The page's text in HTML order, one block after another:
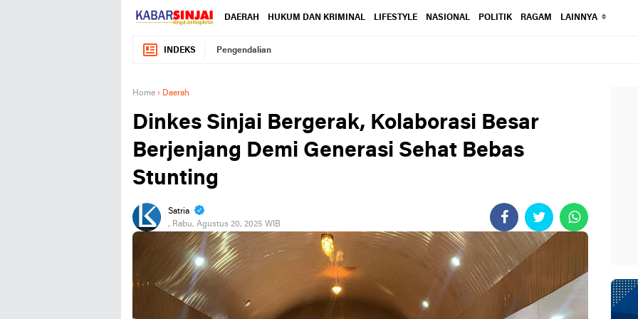
DAERAH HUKUM DAN KRIMINAL LIFESTYLE NASIONAL POLITIK RAGAM LAINNYA
INDEKS Pengendalian
Home › Daerah
Dinkes Sinjai Bergerak, Kolaborasi Besar
Berjenjang Demi Generasi Sehat Bebas
Stunting
Satria
, Rabu, Agustus 20, 2025 WIB